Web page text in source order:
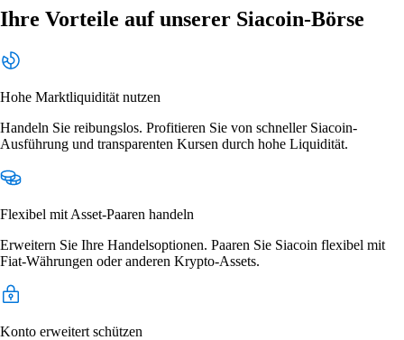
Ihre Vorteile auf unserer Siacoin-Börse
Hohe Marktliquidität nutzen
Handeln Sie reibungslos. Profitieren Sie von schneller Siacoin-
Ausführung und transparenten Kursen durch hohe Liquidität.
Flexibel mit Asset-Paaren handeln
Erweitern Sie Ihre Handelsoptionen. Paaren Sie Siacoin flexibel mit
Fiat-Währungen oder anderen Krypto-Assets.
Konto erweitert schützen